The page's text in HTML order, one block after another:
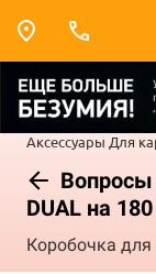
Аксессуары Для
Вопросы
DUAL на
Коробочка для